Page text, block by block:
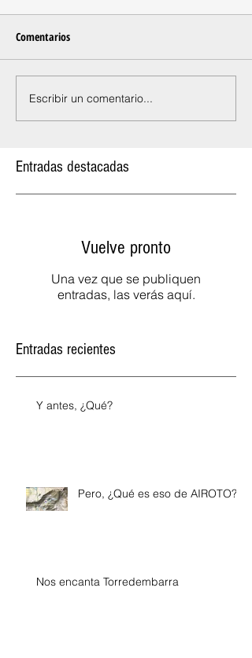
Comentarios
Escribir un comentario...
Entradas destacadas
Vuelve pronto
Una vez que se publiquen
entradas, las verás aquí.
Entradas recientes
Y antes, ¿Qué?
Pero, ¿Qué es eso de AIROTO?
Nos encanta Torredembarra